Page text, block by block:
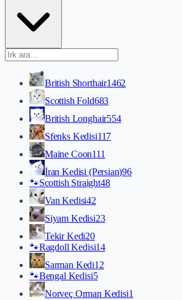
British Shorthair1462
Scottish Fold683
British Longhair554
Sfenks Kedisi117
Maine Coon111
İran Kedisi (Persian)96
🐾Scottish Straight48
Van Kedisi42
Siyam Kedisi23
Tekir Kedi20
🐾Ragdoll Kedisi14
Sarman Kedi12
🐾Bengal Kedisi5
Norveç Orman Kedisi1